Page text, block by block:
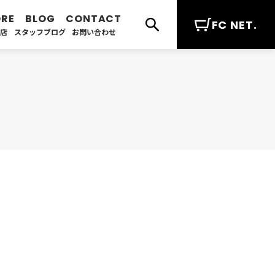
スタッフブログ お問い合わせ FC NET.